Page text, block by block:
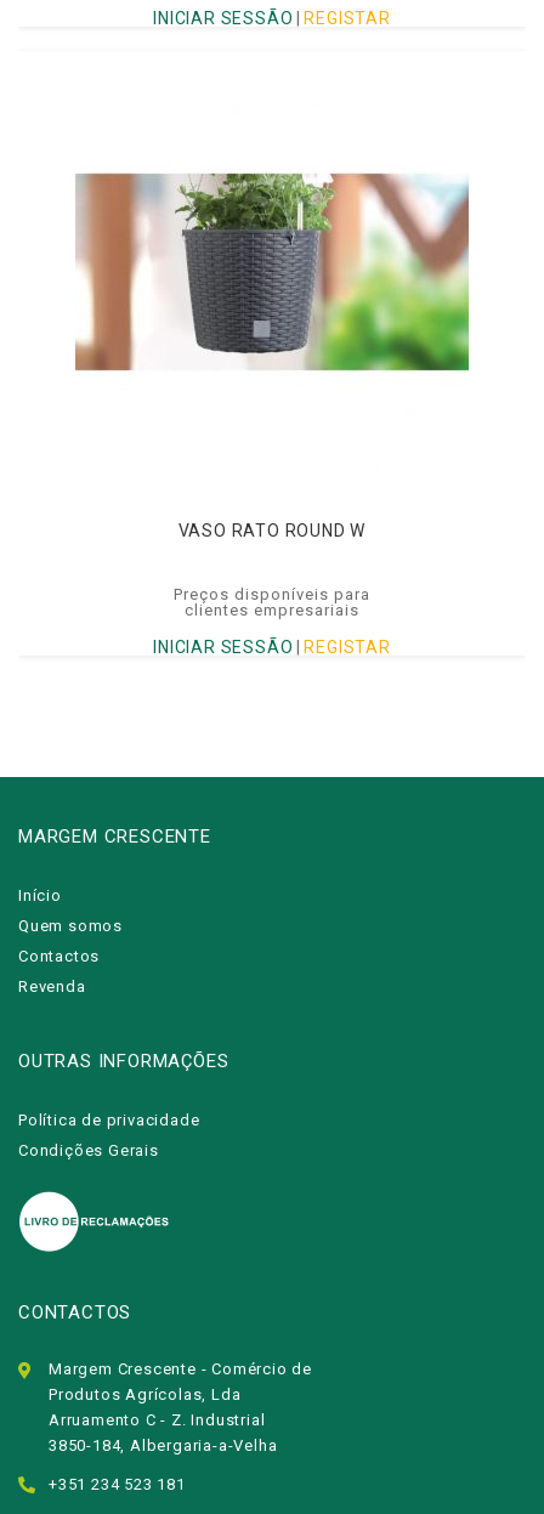
INICIAR SESSÃO REGISTAR
VASO RATO ROUND W
Preços disponíveis para
clientes empresariais
INICIAR SESSÃO REGISTAR
MARGEM CRESCENTE
Início
Quem somos
Contactos
Revenda
OUTRAS INFORMAÇÕES
Política de privacidade
Condições Gerais
CONTACTOS
Margem Crescente - Comércio de
Produtos Agrícolas, Lda
Arruamento C - Z. Industrial
3850-184, Albergaria-a-Velha
+351 234 523 181